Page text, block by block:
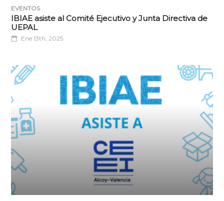
EVENTOS
IBIAE asiste al Comité Ejecutivo y Junta Directiva de
UEPAL
Ene 13th, 2025